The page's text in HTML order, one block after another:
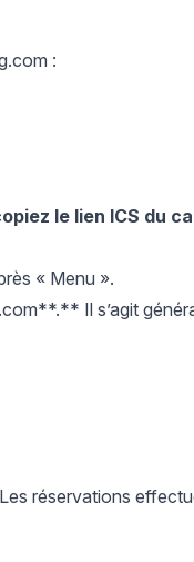
:
le lien ICS du
« Menu ».
Il s’agit
réservations